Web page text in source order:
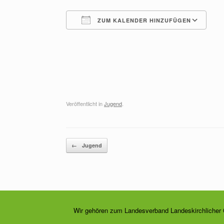
ZUM KALENDER HINZUFÜGEN
Veröffentlicht inJugend.
Beitragsnavigation
← Jugend
Wir gehören zum Landesverband